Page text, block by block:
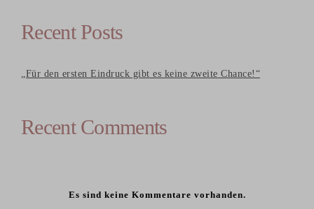
Recent Posts
„Für den ersten Eindruck gibt es keine zweite Chance!“
Recent Comments
Es sind keine Kommentare vorhanden.